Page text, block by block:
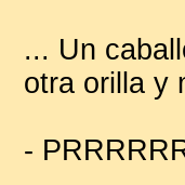
... Un
otra orilla y
-